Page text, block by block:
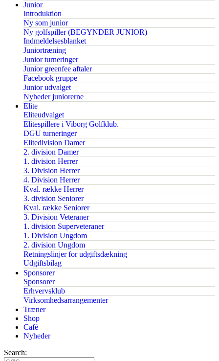
Junior
Introduktion
Ny som junior
Ny golfspiller (BEGYNDER JUNIOR) –
Indmeldelsesblanket
Juniortræning
Junior turneringer
Junior greenfee aftaler
Facebook gruppe
Junior udvalget
Nyheder juniorerne
Elite
Eliteudvalget
Elitespillere i Viborg Golfklub.
DGU turneringer
Elitedivision Damer
2. division Damer
1. division Herrer
3. Division Herrer
4. Division Herrer
Kval. række Herrer
3. division Seniorer
Kval. række Seniorer
3. Division Veteraner
1. division Superveteraner
1. Division Ungdom
2. division Ungdom
Retningslinjer for udgiftsdækning
Udgiftsbilag
Sponsorer
Sponsorer
Erhvervsklub
Virksomhedsarrangementer
Træner
Shop
Café
Nyheder
Search: